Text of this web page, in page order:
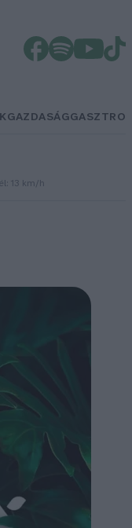
GAZDASÁGGASZTRO
13 km/h